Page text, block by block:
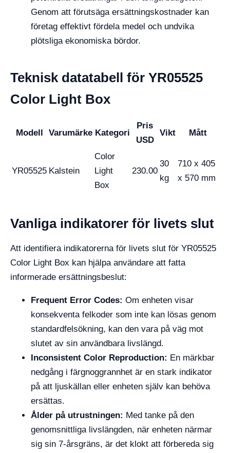
Genom att förutsäga ersättningskostnader kan
företag effektivt fördela medel och undvika
plötsliga ekonomiska bördor.
Teknisk datatabell för YR05525
Color Light Box
Modell Varumärke Kategori
Pris
USD
Vikt Mått
YR05525 Kalstein
Color
Light
Box
230.00
30
kg
710 x 405
x 570 mm
Vanliga indikatorer för livets slut
Att identifiera indikatorerna för livets slut för YR05525
Color Light Box kan hjälpa användare att fatta
informerade ersättningsbeslut:
Frequent Error Codes: Om enheten visar
konsekventa felkoder som inte kan lösas genom
standardfelsökning, kan den vara på väg mot
slutet av sin användbara livslängd.
Inconsistent Color Reproduction: En märkbar
nedgång i färgnoggrannhet är en stark indikator
på att ljuskällan eller enheten själv kan behöva
ersättas.
Ålder på utrustningen: Med tanke på den
genomsnittliga livslängden, när enheten närmar
sig sin 7-årsgräns, är det klokt att förbereda sig